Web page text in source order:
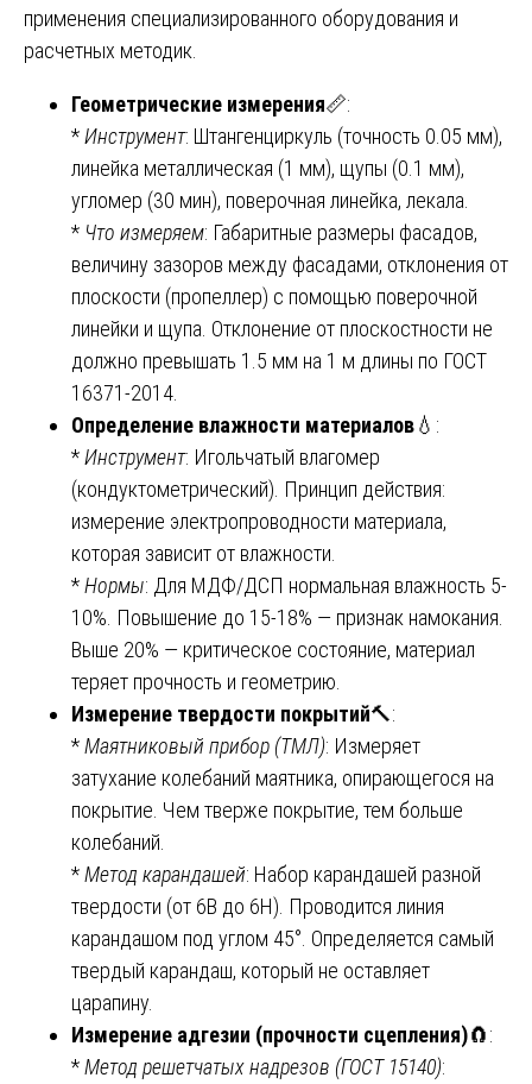
применения специализированного оборудования и
расчетных методик.
Геометрические измерения📏:
*Инструмент: Штангенциркуль (точность 0.05 мм),
линейка металлическая (1 мм), щупы (0.1 мм),
угломер (30 мин), поверочная линейка, лекала.
* Что измеряем: Габаритные размеры фасадов,
величину зазоров между фасадами, отклонения от
плоскости (пропеллер) с помощью поверочной
линейки и щупа. Отклонение от плоскостности не
должно превышать 1.5 мм на 1 м длины по ГОСТ
16371-2014.
Определение влажности материалов💧:
*Инструмент: Игольчатый влагомер
(кондуктометрический). Принцип действия:
измерение электропроводности материала,
которая зависит от влажности.
*Нормы: Для МДФ/ДСП нормальная влажность 5-
10%. Повышение до 15-18% — признак намокания.
Выше 20% — критическое состояние, материал
теряет прочность и геометрию.
Измерение твердости покрытий🔨:
*Маятниковый прибор (ТМЛ): Измеряет
затухание колебаний маятника, опирающегося на
покрытие. Чем тверже покрытие, тем больше
колебаний.
*Метод карандашей: Набор карандашей разной
твердости (от 6B до 6H). Проводится линия
карандашом под углом 45°. Определяется самый
твердый карандаш, который не оставляет
царапину.
Измерение адгезии (прочности сцепления)🧲:
*Метод решетчатых надрезов (ГОСТ 15140):